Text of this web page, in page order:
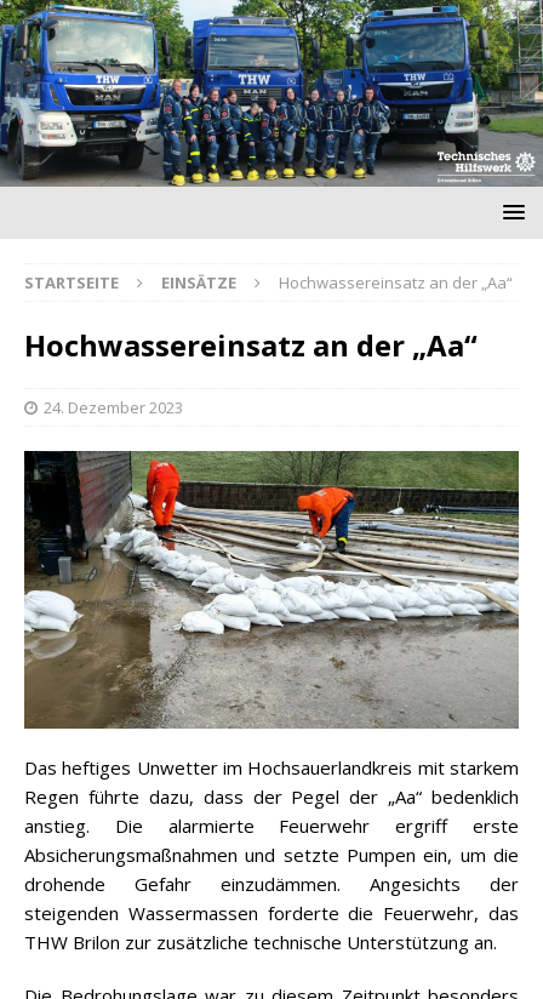
STARTSEITE EINSÄTZE Hochwassereinsatz an der „Aa“
Hochwassereinsatz an der „Aa“
24. Dezember 2023
Das heftiges Unwetter im Hochsauerlandkreis mit starkem
Regen führte dazu, dass der Pegel der „Aa“ bedenklich
anstieg. Die alarmierte Feuerwehr ergriff erste
Absicherungsmaßnahmen und setzte Pumpen ein, um die
drohende Gefahr einzudämmen. Angesichts der
steigenden Wassermassen forderte die Feuerwehr, das
THW Brilon zur zusätzliche technische Unterstützung an.